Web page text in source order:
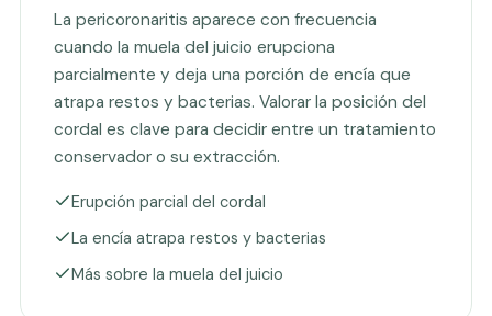
La pericoronaritis aparece con frecuencia
cuando la muela del juicio erupciona
parcialmente y deja una porción de encía que
atrapa restos y bacterias. Valorar la posición del
cordal es clave para decidir entre un tratamiento
conservador o su extracción.
Erupción parcial del cordal
La encía atrapa restos y bacterias
Más sobre la muela del juicio